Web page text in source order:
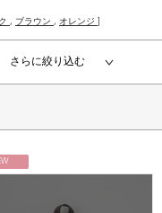
, ブラウン , オレンジ
さらに絞り込む